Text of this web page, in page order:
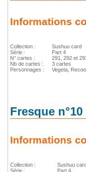
Informations
Collection :
Série :
N° cartes :
Nb de cartes :
Personnages :
Sushuu card
Part 4
291, 292 et
3 cartes
Vegeta,
Fresque
Informations
Collection :
Série :
Sushuu
Part 4